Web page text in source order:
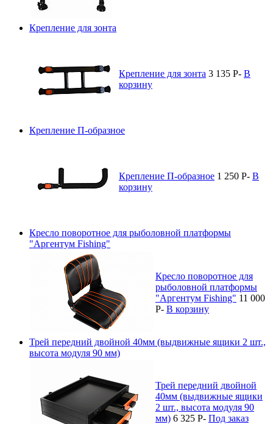
Крепление для зонта
Крепление для зонта 3 135 P- В
корзину
Крепление П-образное
Крепление П-образное 1 250 P- В
корзину
Кресло поворотное для рыболовной платформы
"Аргентум Fishing"
Кресло поворотное для
рыболовной платформы
"Аргентум Fishing" 11 000
P- В корзину
Трей передний двойной 40мм (выдвижные ящики 2 шт.,
высота модуля 90 мм)
Трей передний двойной
40мм (выдвижные ящики
2 шт., высота модуля 90
мм) 6 325 P- Под заказ